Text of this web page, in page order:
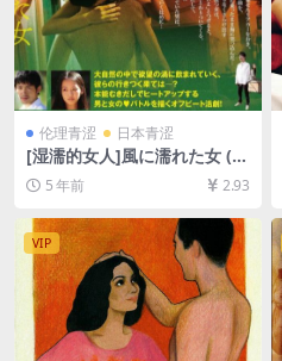
伦理青涩 日本青涩
[湿濡的女人]風に濡れた女 (2
016)[百度网盘+夸克网盘+迅
雷云盘资源1080P超清未删减]
[MP4/4.7GB][日语中字]【手
机在线无法观看，请下载防和
谐压缩包（含解压密码）】
5 年前 2.93
VIP